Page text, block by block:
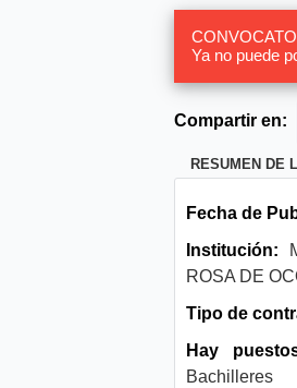
Ya no puede
Compartir en:
RESUMEN DE
Fecha de
Institución:
ROSA DE
Tipo de
Hay
Bachilleres